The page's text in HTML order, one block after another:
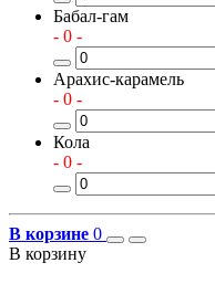
Бабал-гам
- 0 -
Арахис-карамель
- 0 -
Кола
- 0 -
В корзине 0
В корзину